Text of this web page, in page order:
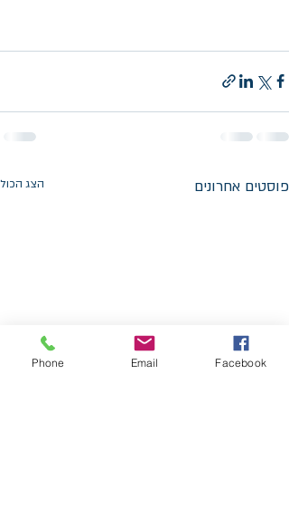
פוסטים אחרונים הצג הכול
Phone Email Facebook